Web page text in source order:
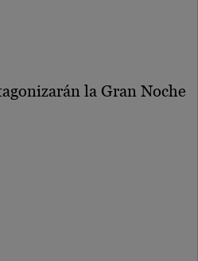
la Gran Noche